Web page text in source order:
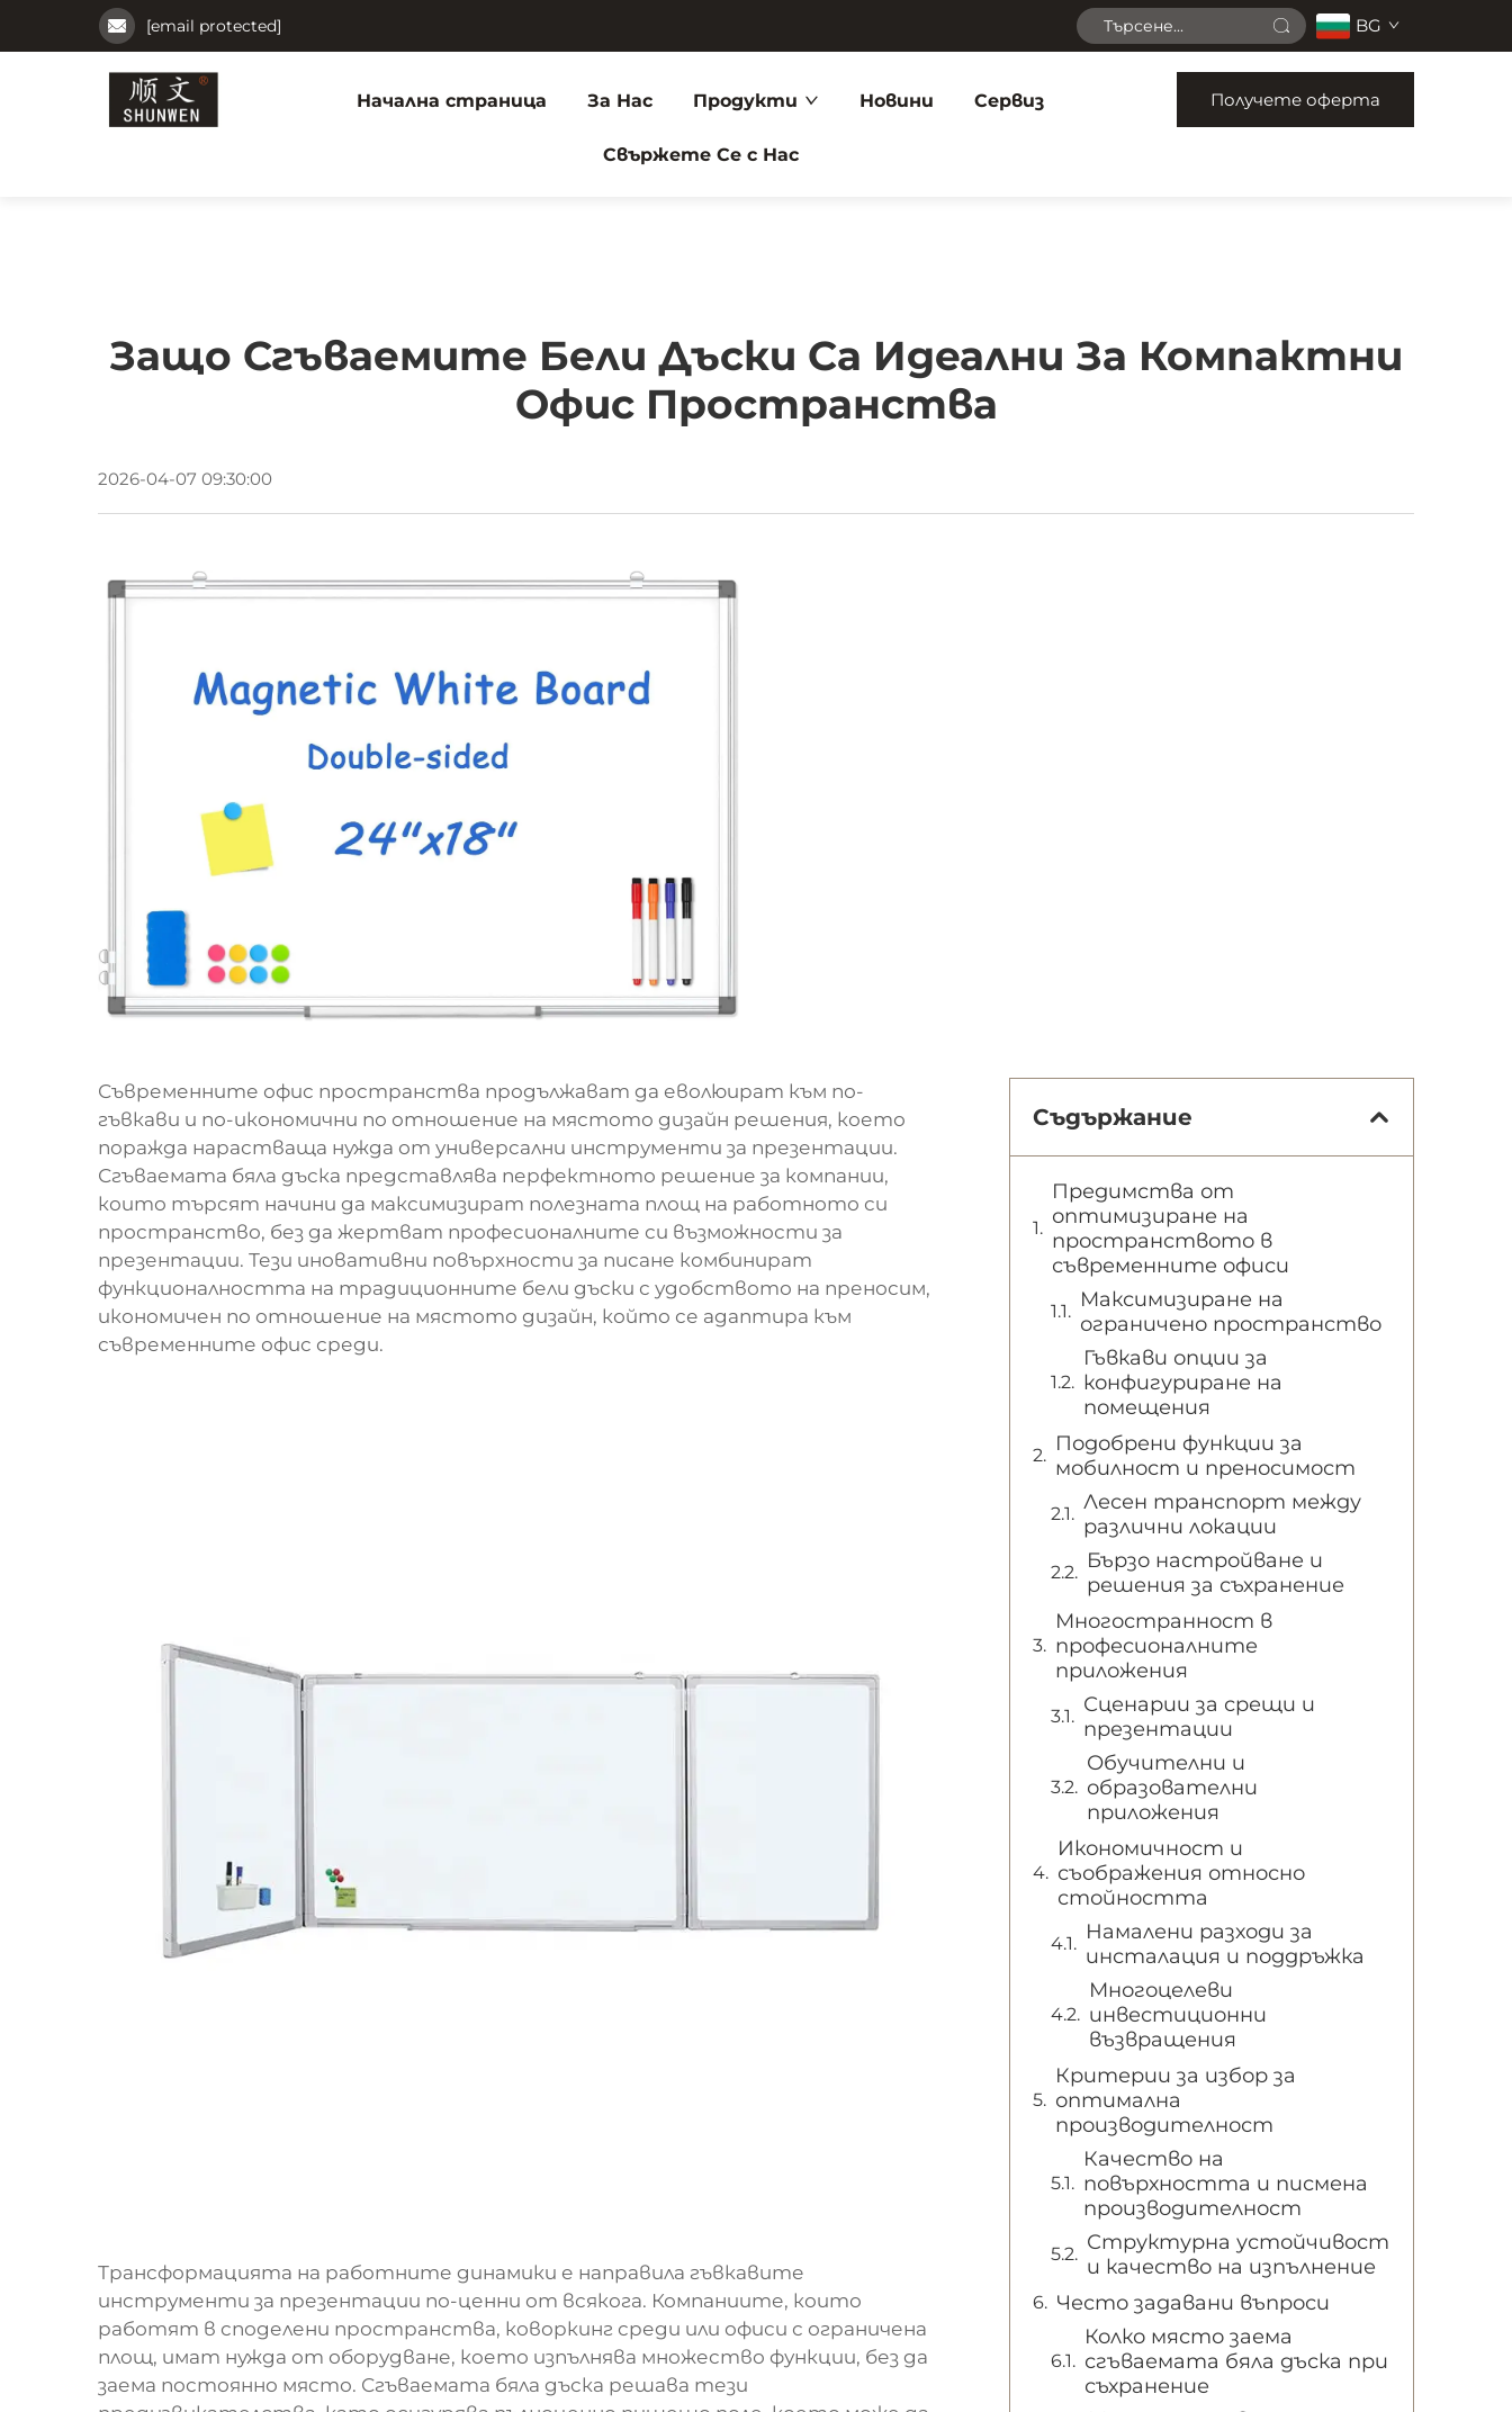
[email protected] BG
Начална страница За Нас Продукти Новини Сервиз
Свържете Се с Нас
Получете оферта
Защо Сгъваемите Бели Дъски Са Идеални За Компактни
Офис Пространства
2026-04-07 09:30:00
Съвременните офис пространства продължават да еволюират към по-
гъвкави и по-икономични по отношение на мястото дизайн решения, което
поражда нарастваща нужда от универсални инструменти за презентации.
Сгъваемата бяла дъска представлява перфектното решение за компании,
които търсят начини да максимизират полезната площ на работното си
пространство, без да жертват професионалните си възможности за
презентации. Тези иновативни повърхности за писане комбинират
функционалността на традиционните бели дъски с удобството на преносим,
икономичен по отношение на мястото дизайн, който се адаптира към
съвременните офис среди.
Трансформацията на работните динамики е направила гъвкавите
инструменти за презентации по-ценни от всякога. Компаниите, които
работят в споделени пространства, коворкинг среди или офиси с ограничена
площ, имат нужда от оборудване, което изпълнява множество функции, без да
заема постоянно място. Сгъваемата бяла дъска решава тези
Съдържание
Предимства от
оптимизиране на
пространството в
съвременните офиси
Максимизиране на
ограничено пространство
Гъвкави опции за
конфигуриране на
помещения
Подобрени функции за
мобилност и преносимост
Лесен транспорт между
различни локации
Бързо настройване и
решения за съхранение
Многостранност в
професионалните
приложения
Сценарии за срещи и
презентации
Обучителни и
образователни
приложения
Икономичност и
съображения относно
стойността
Намалени разходи за
инсталация и поддръжка
Многоцелеви
инвестиционни
възвращения
Критерии за избор за
оптимална
производителност
Качество на
повърхността и писмена
производителност
Структурна устойчивост
и качество на изпълнение
Често задавани въпроси
Колко място заема
сгъваемата бяла дъска при
съхранение